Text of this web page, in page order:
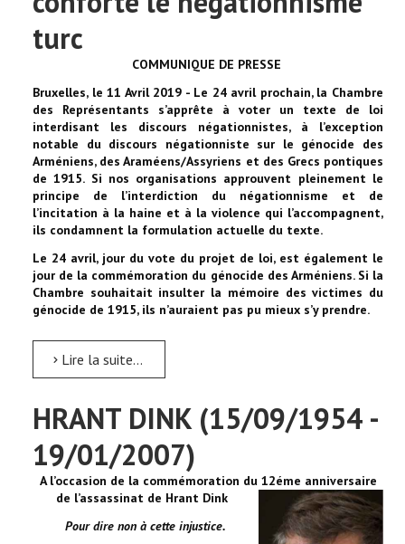
turc
COMMUNIQUE DE PRESSE
Bruxelles, le 11 Avril 2019 - Le 24 avril prochain, la Chambre
des Représentants s’apprête à voter un texte de loi
interdisant les discours négationnistes, à l’exception
notable du discours négationniste sur le génocide des
Arméniens, des Araméens/Assyriens et des Grecs pontiques
de 1915. Si nos organisations approuvent pleinement le
principe de l’interdiction du négationnisme et de
l’incitation à la haine et à la violence qui l’accompagnent,
ils condamnent la formulation actuelle du texte.
Le 24 avril, jour du vote du projet de loi, est également le
jour de la commémoration du génocide des Arméniens. Si la
Chambre souhaitait insulter la mémoire des victimes du
génocide de 1915, ils n’auraient pas pu mieux s’y prendre.
Lire la suite...
HRANT DINK (15/09/1954 -
19/01/2007)
A l’occasion de la commémoration du 12éme anniversaire
de l’assassinat de Hrant Dink
Pour dire non à cette injustice.